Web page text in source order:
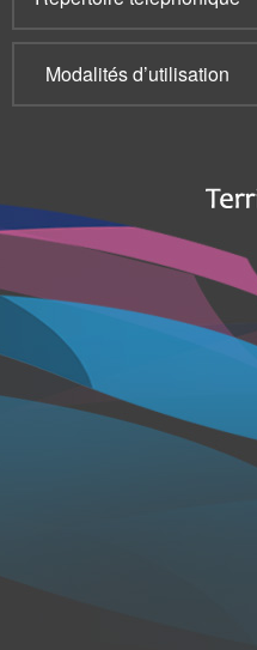
Modalités d’utilisation